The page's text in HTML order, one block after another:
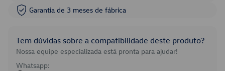
Garantia de 3 meses de fábrica
Tem dúvidas sobre a compatibilidade deste produto?
Nossa equipe especializada está pronta para ajudar!
Whatsapp: